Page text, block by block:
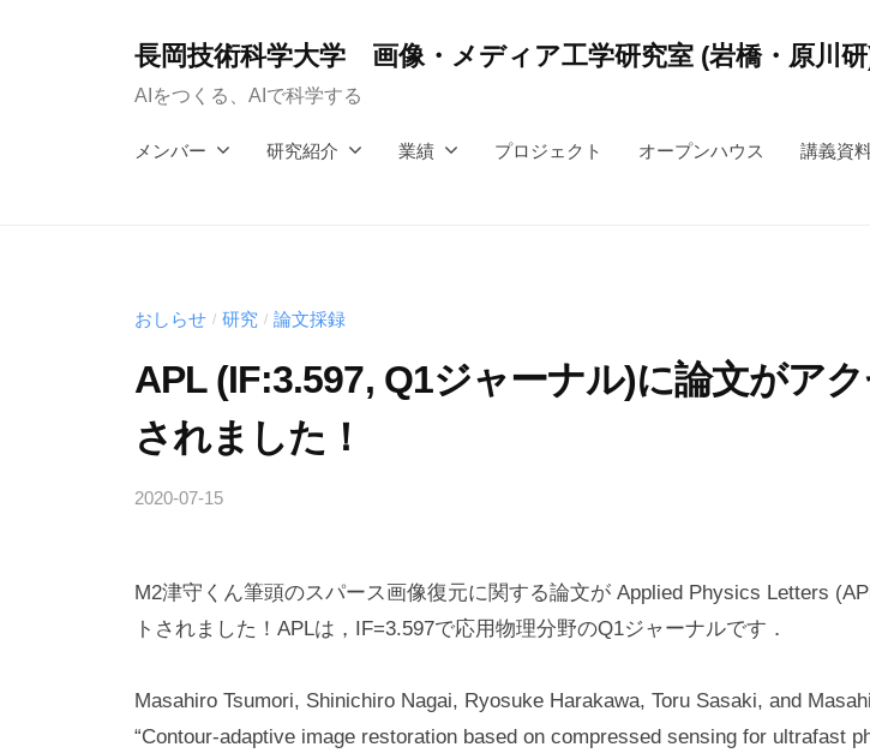
長岡技術科学大学 画像・メディア工学研究室 (岩橋・原川
AIをつくる、AIで科学する
メンバー 研究紹介 業績 プロジェクト オープンハウス 講義資
おしらせ / 研究 / 論文採録
APL (IF:3.597, Q1ジャーナル)に論文がア
されました！
2020-07-15
a
k
M2津守くん筆頭のスパース画像復元に関する論文が Applied Physics Letters
トされました！APLは，IF=3.597で応用物理分野のQ1ジャーナルです．
Masahiro Tsumori, Shinichiro Nagai, Ryosuke Harakawa, Toru Sasaki, and
“Contour-adaptive image restoration based on compressed sensing for ultrafast